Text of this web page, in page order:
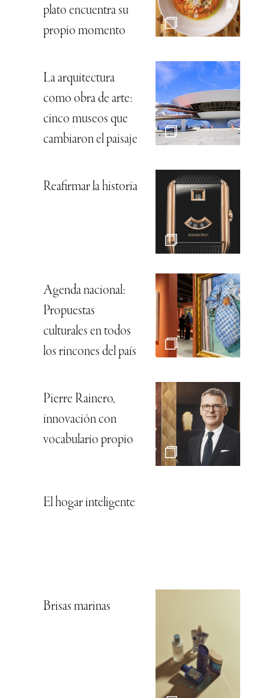
plato encuentra su
propio momento
La arquitectura
como obra de arte:
cinco museos que
cambiaron el paisaje
Reafirmar la historia
Agenda nacional:
Propuestas
culturales en todos
los rincones del país
Pierre Rainero,
innovación con
vocabulario propio
El hogar inteligente
Brisas marinas